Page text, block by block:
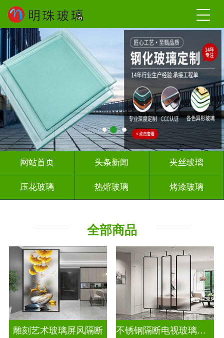
网站首页 头条新闻 夹丝玻璃
压花玻璃 热熔玻璃 烤漆玻璃
其它玻璃
全部商品
雕刻艺术玻璃屏风隔断 不锈钢隔断电视玻璃背景墙